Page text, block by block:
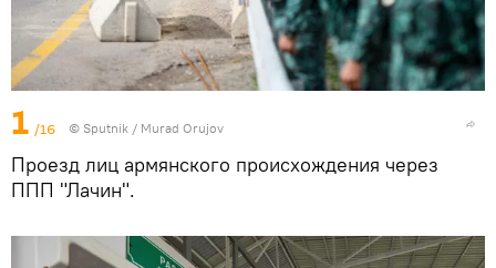
1 /16 © Sputnik / Murad Orujov
Проезд лиц армянского происхождения через
ППП "Лачин".